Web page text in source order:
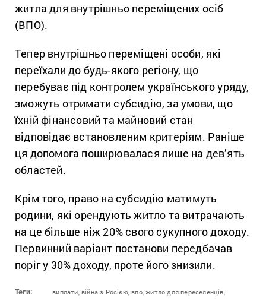
житла для внутрішньо переміщених осіб
(ВПО).
Тепер внутрішньо переміщені особи, які
переїхали до будь-якого регіону, що
перебуває під контролем українського уряду,
зможуть отримати субсидію, за умови, що
їхній фінансовий та майновий стан
відповідає встановленим критеріям. Раніше
ця допомога поширювалася лише на дев’ять
областей.
Крім того, право на субсидію матимуть
родини, які орендують житло та витрачають
на це більше ніж 20% свого сукупного доходу.
Первинний варіант постанови передбачав
поріг у 30% доходу, проте його знизили.
Теги: виплати, війна з Росією, впо, житло для переселенців,